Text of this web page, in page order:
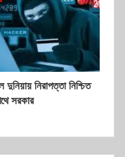
দুনিয়ায় নিরাপত্তা নিশ্চিত
সরকার